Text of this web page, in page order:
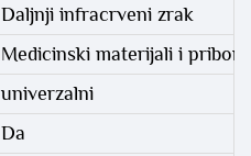
Daljnji infracrveni zrak
Medicinski materijali i pribor
univerzalni
Da